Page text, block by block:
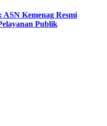
ASN Kemenag Resmi
Publik